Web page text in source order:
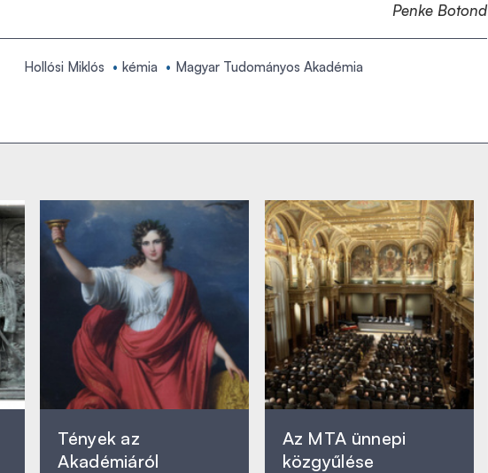
Penke Botond
Hollósi Miklós kémia Magyar Tudományos Akadémia
Tények az
Akadémiáról
Az MTA ünnepi
közgyűlése